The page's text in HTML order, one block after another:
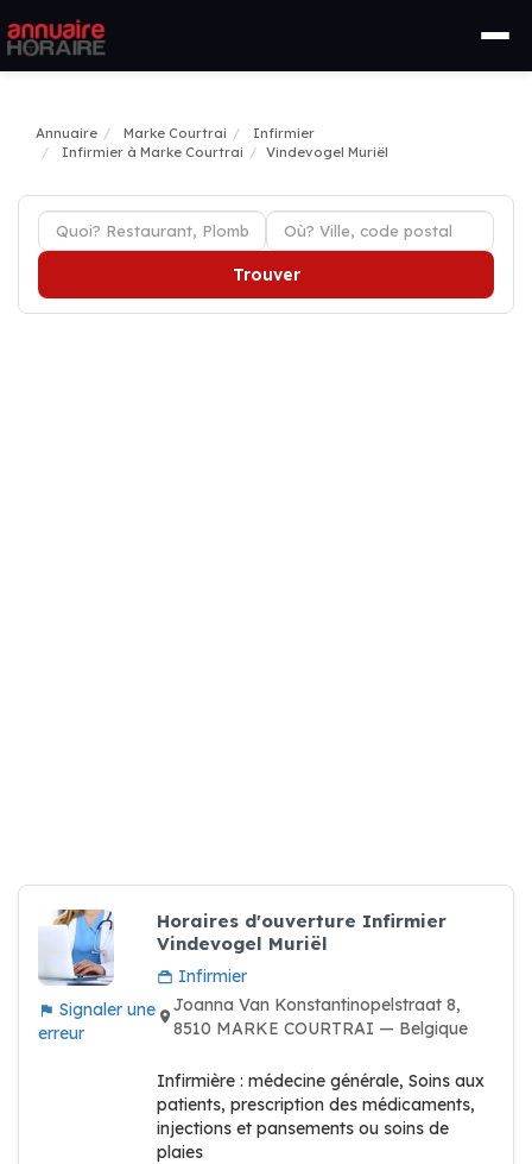
Annuaire Marke Courtrai
Infirmier
Infirmier à Marke Courtrai
Vindevogel Muriël
Trouver
Signaler une
erreur
Horaires d'ouverture Infirmier
Vindevogel Muriël
Infirmier
Joanna Van Konstantinopelstraat 8,
8510 MARKE COURTRAI — Belgique
Infirmière : médecine générale, Soins aux
patients, prescription des médicaments,
injections et pansements ou soins de
plaies